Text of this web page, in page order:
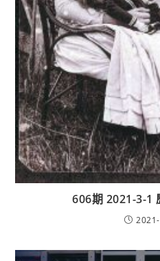
606期 2021-3-1